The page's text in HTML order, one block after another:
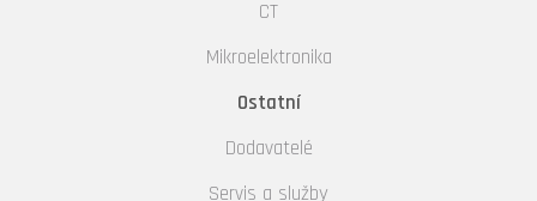
CT
Mikroelektronika
Ostatní
Dodavatelé
Servis a služby